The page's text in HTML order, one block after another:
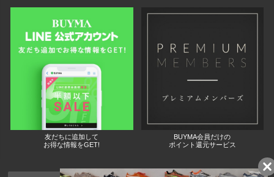
友だちに追加して
お得な情報をGET!
BUYMA会員だけの
ポイント還元サービス